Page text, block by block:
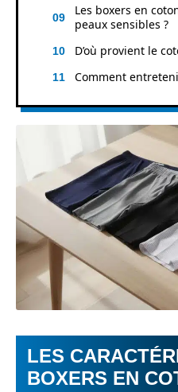
Les boxers en
peaux sensibles ?
D’où provient le
Comment
LES
BOXERS EN